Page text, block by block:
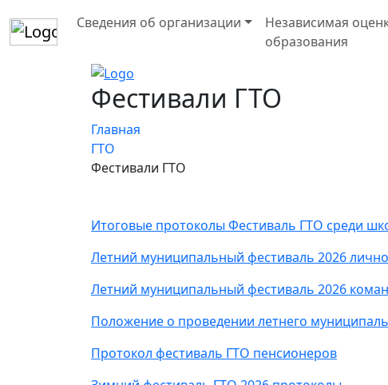
Сведения об организации
Независимая
образования
Фестивали ГТО
Главная
ГТО
Фестивали ГТО
Итоговые протоколы Фестиваль ГТО среди
Летний муниципальный фестиваль 2026
Летний муниципальный фестиваль 2026
Положение о проведении летнего
Протокол фестиваль ГТО пенсионеров